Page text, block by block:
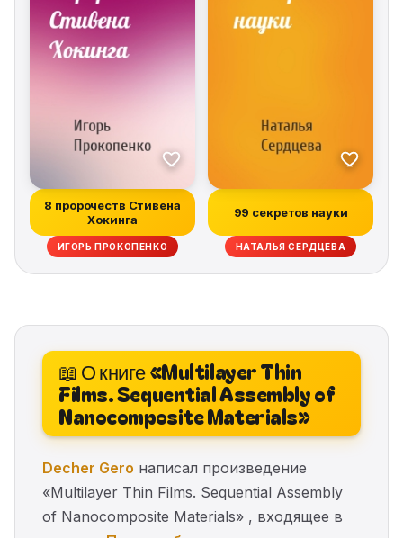
8 пророчеств Стивена
Хокинга
ИГОРЬ ПРОКОПЕНКО
99 секретов науки
НАТАЛЬЯ СЕРДЦЕВА
📖 О книге «Multilayer Thin
Films. Sequential Assembly of
Nanocomposite Materials»
Decher Gero написал произведение
«Multilayer Thin Films. Sequential Assembly
of Nanocomposite Materials» , входящее в